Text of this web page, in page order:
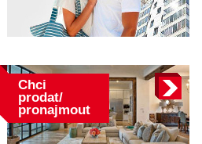
Chci
prodat/
pronajmout